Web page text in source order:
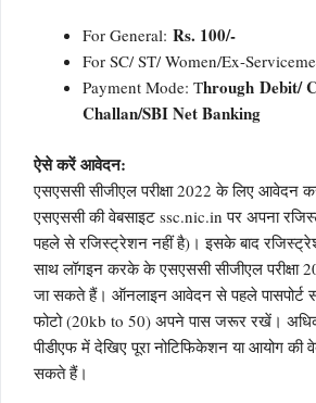
For General: Rs. 100/-
For SC/ ST/ Women/Ex-
Payment Mode: Through Debit/
Challan/SBI Net Banking
ऐसे करें आवेदन:
एसएससी सीजीएल परीक्षा 2022 के लिए आवेदन
एसएससी की वेबसाइट ssc.nic.in पर अपना
पहले से रजिस्ट्रेशन नहीं है)। इसके बाद
साथ लॉगइन करके के एसएससी सीजीएल परीक्षा
जा सकते हैं। ऑनलाइन आवेदन से पहले पासपोर्ट
फोटो (20kb to 50) अपने पास जरूर रखें।
पीडीएफ में देखिए पूरा नोटिफिकेशन या आयोग की
सकते हैं।